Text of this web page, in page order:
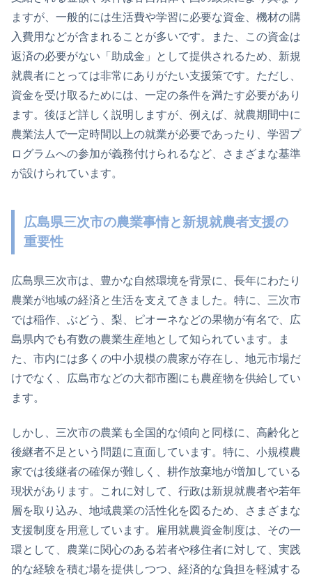
ますが、一般的には生活費や学習に必要な資金、機材の購
入費用などが含まれることが多いです。また、この資金は
返済の必要がない「助成金」として提供されるため、新規
就農者にとっては非常にありがたい支援策です。ただし、
資金を受け取るためには、一定の条件を満たす必要があり
ます。後ほど詳しく説明しますが、例えば、就農期間中に
農業法人で一定時間以上の就業が必要であったり、学習プ
ログラムへの参加が義務付けられるなど、さまざまな基準
が設けられています。
広島県三次市の農業事情と新規就農者支援の
重要性
広島県三次市は、豊かな自然環境を背景に、長年にわたり
農業が地域の経済と生活を支えてきました。特に、三次市
では稲作、ぶどう、梨、ピオーネなどの果物が有名で、広
島県内でも有数の農業生産地として知られています。ま
た、市内には多くの中小規模の農家が存在し、地元市場だ
けでなく、広島市などの大都市圏にも農産物を供給してい
ます。
しかし、三次市の農業も全国的な傾向と同様に、高齢化と
後継者不足という問題に直面しています。特に、小規模農
家では後継者の確保が難しく、耕作放棄地が増加している
現状があります。これに対して、行政は新規就農者や若年
層を取り込み、地域農業の活性化を図るため、さまざまな
支援制度を用意しています。雇用就農資金制度は、その一
環として、農業に関心のある若者や移住者に対して、実践
的な経験を積む場を提供しつつ、経済的な負担を軽減する